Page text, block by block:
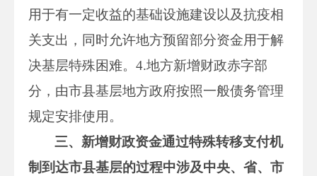
用于有一定收益的基础设施建设以及抗疫相
关支出，同时允许地方预留部分资金用于解
决基层特殊困难。4.地方新增财政赤字部
分，由市县基层地方政府按照一般债务管理
规定安排使用。
三、新增财政资金通过特殊转移支付机
制到达市县基层的过程中涉及中央、省、市